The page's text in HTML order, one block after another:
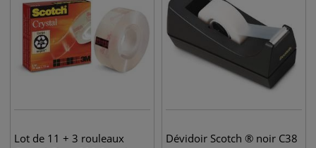
Lot de 11 + 3 rouleaux
Dévidoir Scotch ® noir C38